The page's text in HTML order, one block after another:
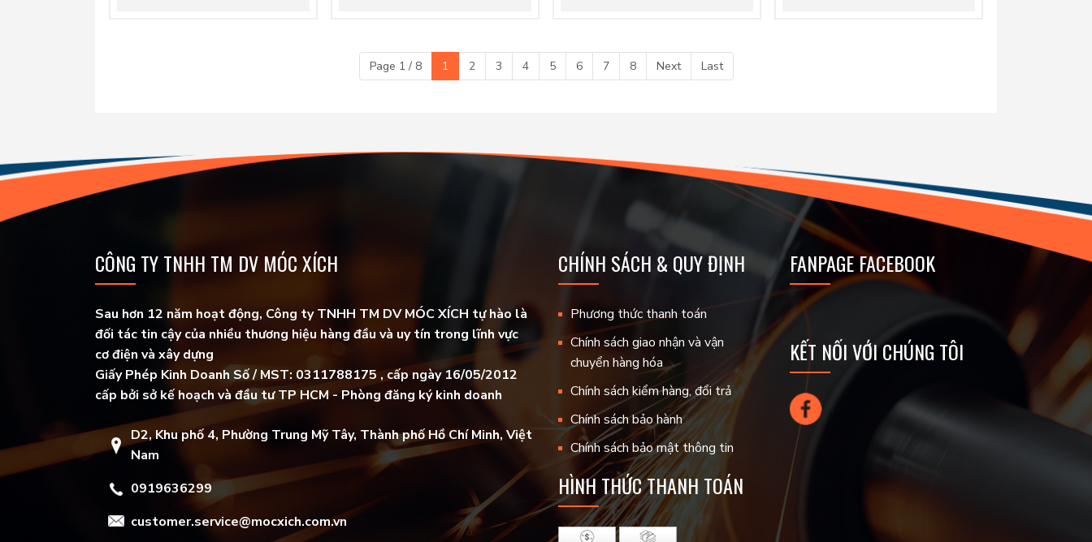
Page 1 / 8 1 2 3 4 5 6 7 8 Next Last
CÔNG TY TNHH TM DV MÓC XÍCH
Sau hơn 12 năm hoạt động, Công ty TNHH TM DV MÓC XÍCH tự hào là
đối tác tin cậy của nhiều thương hiệu hàng đầu và uy tín trong lĩnh vực
cơ điện và xây dựng
Giấy Phép Kinh Doanh Số / MST: 0311788175 , cấp ngày 16/05/2012
cấp bởi sở kế hoạch và đầu tư TP HCM - Phòng đăng ký kinh doanh
D2, Khu phố 4, Phường Trung Mỹ Tây, Thành phố Hồ Chí Minh, Việt
Nam
0919636299
customer.service@mocxich.com.vn
CHÍNH SÁCH & QUY ĐỊNH
Phương thức thanh toán
Chính sách giao nhận và vận
chuyển hàng hóa
Chính sách kiểm hàng, đổi trả
Chính sách bảo hành
Chính sách bảo mật thông tin
HÌNH THỨC THANH TOÁN
FANPAGE FACEBOOK
KẾT NỐI VỚI CHÚNG TÔI